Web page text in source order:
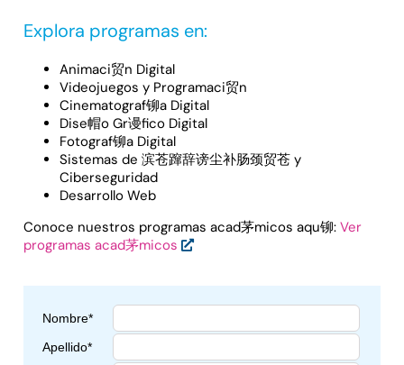
Explora programas en:
Animaci贸n Digital
Videojuegos y Programaci贸n
Cinematograf铆a Digital
Dise帽o Gr谩fico Digital
Fotograf铆a Digital
Sistemas de 滨苍蹿辞谤尘补肠颈贸苍 y
Ciberseguridad
Desarrollo Web
Conoce nuestros programas acad茅micos aqu铆: Ver
programas acad茅micos
Nombre*
Apellido*